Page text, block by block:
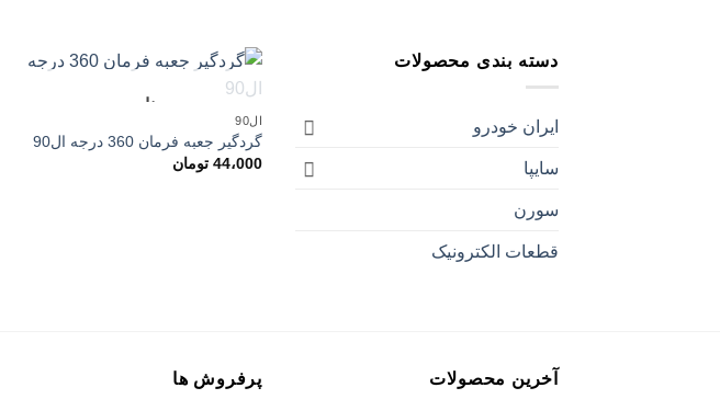
دسته بندی محصولات
ایران خودرو
سایپا
سورن
قطعات الکترونیک
افزودن
ناموجود
ال90
گردگیر جعبه فرمان 360 درجه ال90
44،000 تومان
آخرین محصولات پرفروش ها